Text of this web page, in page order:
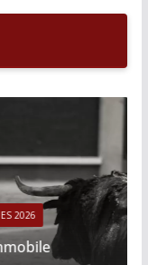
2026